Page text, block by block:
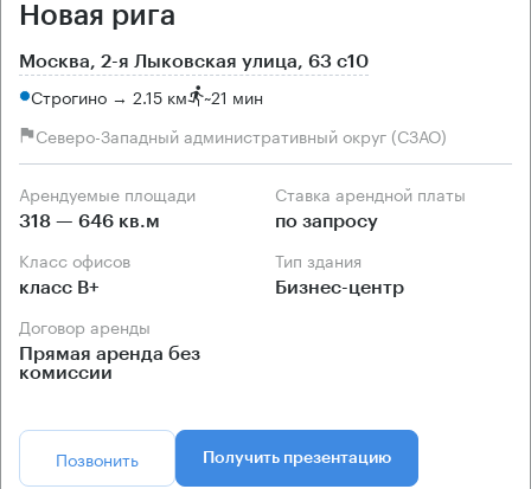
Новая рига
Москва, 2-я Лыковская улица, 63 с10
Строгино → 2.15 км ~21 мин
Северо-Западный административный округ (СЗАО)
Арендуемые площади
318 — 646 кв.м
Ставка арендной платы
по запросу
Класс офисов
класс B+
Тип здания
Бизнес-центр
Договор аренды
Прямая аренда без
комиссии
Позвонить Получить презентацию